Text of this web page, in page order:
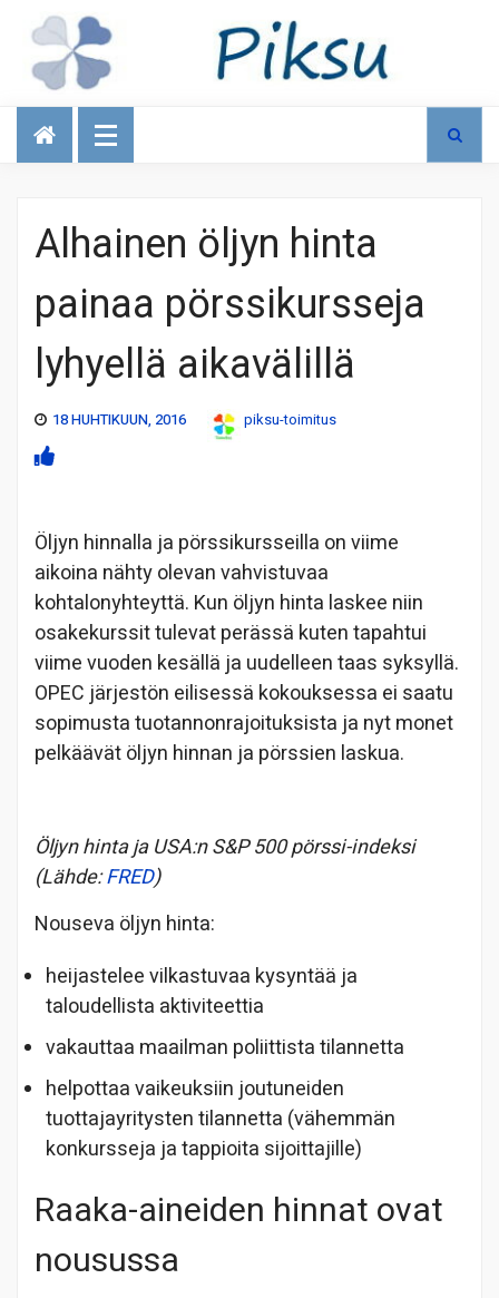
Talous
Alhainen öljyn hinta
painaa pörssikursseja
lyhyellä aikavälillä
18 HUHTIKUUN, 2016 piksu-toimitus
Öljyn hinnalla ja pörssikursseilla on viime
aikoina nähty olevan vahvistuvaa
kohtalonyhteyttä. Kun öljyn hinta laskee niin
osakekurssit tulevat perässä kuten tapahtui
viime vuoden kesällä ja uudelleen taas syksyllä.
OPEC järjestön eilisessä kokouksessa ei saatu
sopimusta tuotannonrajoituksista ja nyt monet
pelkäävät öljyn hinnan ja pörssien laskua.
Öljyn hinta ja USA:n S&P 500 pörssi-indeksi
(Lähde:FRED)
Nouseva öljyn hinta:
heijastelee vilkastuvaa kysyntää ja
taloudellista aktiviteettia
vakauttaa maailman poliittista tilannetta
helpottaa vaikeuksiin joutuneiden
tuottajayritysten tilannetta (vähemmän
konkursseja ja tappioita sijoittajille)
Raaka-aineiden hinnat ovat
nousussa